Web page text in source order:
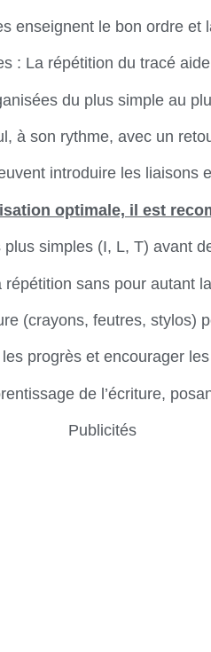
enseignent le bon ordre
: La répétition du tracé
du plus simple au
à son rythme, avec un
introduire les liaisons
optimale, il est
simples (I, L, T) avant
répétition sans pour autant
(crayons, feutres, stylos)
progrès et encourager
de l’écriture,
Publicités